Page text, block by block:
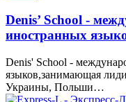
Denis’ School -
иностранных
Denis' School -
языков,занимающая
Украины, Польши…